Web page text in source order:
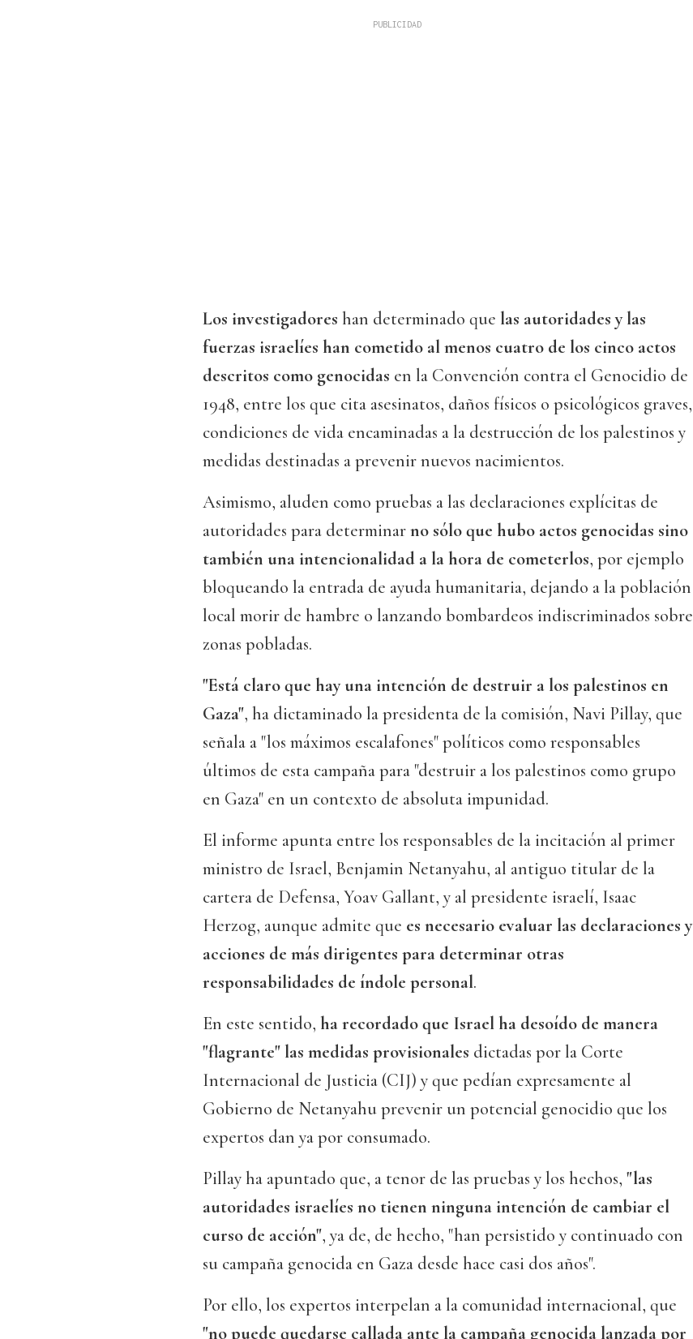
Los investigadores han determinado que las autoridades y las
fuerzas israelíes han cometido al menos cuatro de los cinco actos
descritos como genocidas en la Convención contra el Genocidio de
1948, entre los que cita asesinatos, daños físicos o psicológicos graves,
condiciones de vida encaminadas a la destrucción de los palestinos y
medidas destinadas a prevenir nuevos nacimientos.
Asimismo, aluden como pruebas a las declaraciones explícitas de
autoridades para determinarno sólo que hubo actos genocidas sino
también una intencionalidad a la hora de cometerlos, por ejemplo
bloqueando la entrada de ayuda humanitaria, dejando a la población
local morir de hambre o lanzando bombardeos indiscriminados sobre
zonas pobladas.
"Está claro que hay una intención de destruir a los palestinos en
Gaza", ha dictaminado la presidenta de la comisión, Navi Pillay, que
señala a "los máximos escalafones" políticos como responsables
últimos de esta campaña para "destruir a los palestinos como grupo
en Gaza" en un contexto de absoluta impunidad.
El informe apunta entre los responsables de la incitación al primer
ministro de Israel, Benjamin Netanyahu, al antiguo titular de la
cartera de Defensa, Yoav Gallant, y al presidente israelí, Isaac
Herzog, aunque admite que es necesario evaluar las declaraciones y
acciones de más dirigentes para determinar otras
responsabilidades de índole personal.
En este sentido, ha recordado que Israel ha desoído de manera
"flagrante" las medidas provisionales dictadas por la Corte
Internacional de Justicia (CIJ) y que pedían expresamente al
Gobierno de Netanyahu prevenir un potencial genocidio que los
expertos dan ya por consumado.
Pillay ha apuntado que, a tenor de las pruebas y los hechos, "las
autoridades israelíes no tienen ninguna intención de cambiar el
curso de acción", ya de, de hecho, "han persistido y continuado con
su campaña genocida en Gaza desde hace casi dos años".
Por ello, los expertos interpelan a la comunidad internacional, que
"no puede quedarse callada ante la campaña genocida lanzada por